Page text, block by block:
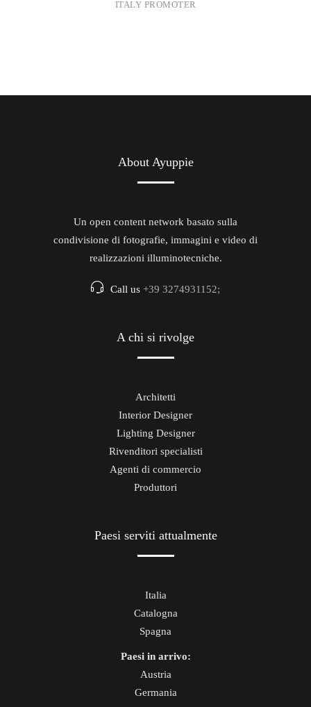
ITALY PROMOTER
About Ayuppie
Un open content network basato sulla
condivisione di fotografie, immagini e video di
realizzazioni illuminotecniche.
Call us +39 3274931152;
A chi si rivolge
Architetti
Interior Designer
Lighting Designer
Rivenditori specialisti
Agenti di commercio
Produttori
Paesi serviti attualmente
Italia
Catalogna
Spagna
Paesi in arrivo:
Austria
Germania